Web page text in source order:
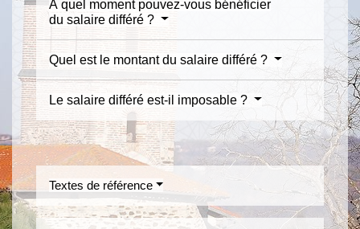
À quel moment pouvez-vous bénéficier
du salaire différé ?
Quel est le montant du salaire différé ?
Le salaire différé est-il imposable ?
Textes de référence